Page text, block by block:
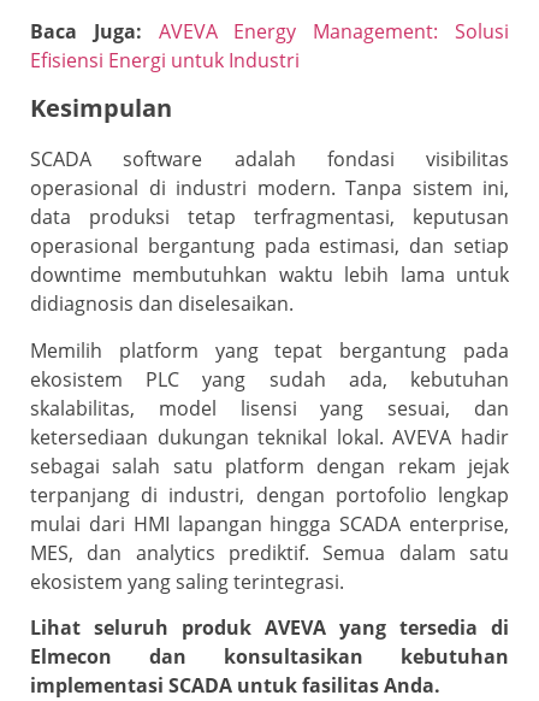
Baca Juga:
AVEVA Energy Management: Solusi
Efisiensi Energi untuk Industri
Kesimpulan
SCADA software adalah fondasi visibilitas
operasional di industri modern. Tanpa sistem ini,
data produksi tetap terfragmentasi, keputusan
operasional bergantung pada estimasi, dan setiap
downtime membutuhkan waktu lebih lama untuk
didiagnosis dan diselesaikan.
Memilih platform yang tepat bergantung pada
ekosistem PLC yang sudah ada, kebutuhan
skalabilitas, model lisensi yang sesuai, dan
ketersediaan dukungan teknikal lokal. AVEVA hadir
sebagai salah satu platform dengan rekam jejak
terpanjang di industri, dengan portofolio lengkap
mulai dari HMI lapangan hingga SCADA enterprise,
MES, dan analytics prediktif. Semua dalam satu
ekosistem yang saling terintegrasi.
Lihat seluruh produk AVEVA yang tersedia di
Elmecon dan konsultasikan kebutuhan
implementasi SCADA untuk fasilitas Anda.